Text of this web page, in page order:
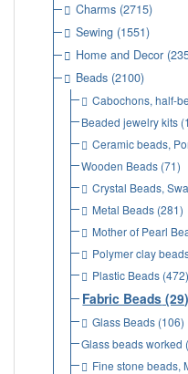
Charms (2715)
Sewing (1551)
Home and Decor
Beads (2100)
Cabochons, half-
Beaded jewelry kits
Ceramic beads,
Wooden Beads(71)
Crystal Beads,
Metal Beads(281)
Mother of Pearl
Polymer clay
Plastic Beads(472)
Fabric Beads (29)
Glass Beads(106)
Glass beads worked
Fine stone beads,